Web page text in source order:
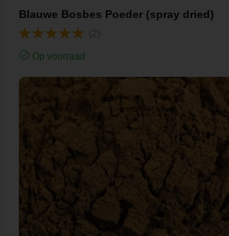
Blauwe Bosbes Poeder (spray dried)
Op voorraad